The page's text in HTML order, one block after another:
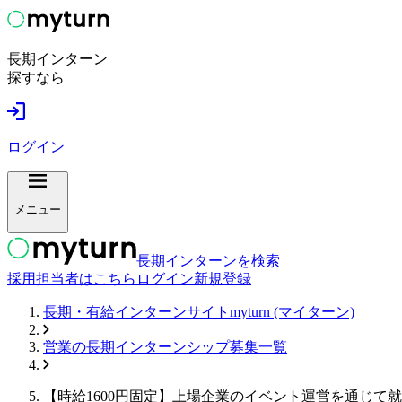
長期インターン
探すなら
ログイン
メニュー
長期インターンを検索
採用担当者はこちら ログイン新規登録
長期・有給インターンサイトmyturn (マイターン)
営業の長期インターンシップ募集一覧
【時給1600円固定】上場企業のイベント運営を通じて